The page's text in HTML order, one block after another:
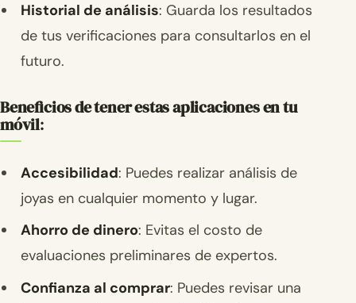
Historial de análisis: Guarda los resultados
de tus verificaciones para consultarlos en el
futuro.
Beneficios de tener estas aplicaciones en tu
móvil:
Accesibilidad: Puedes realizar análisis de
joyas en cualquier momento y lugar.
Ahorro de dinero: Evitas el costo de
evaluaciones preliminares de expertos.
Confianza al comprar: Puedes revisar una